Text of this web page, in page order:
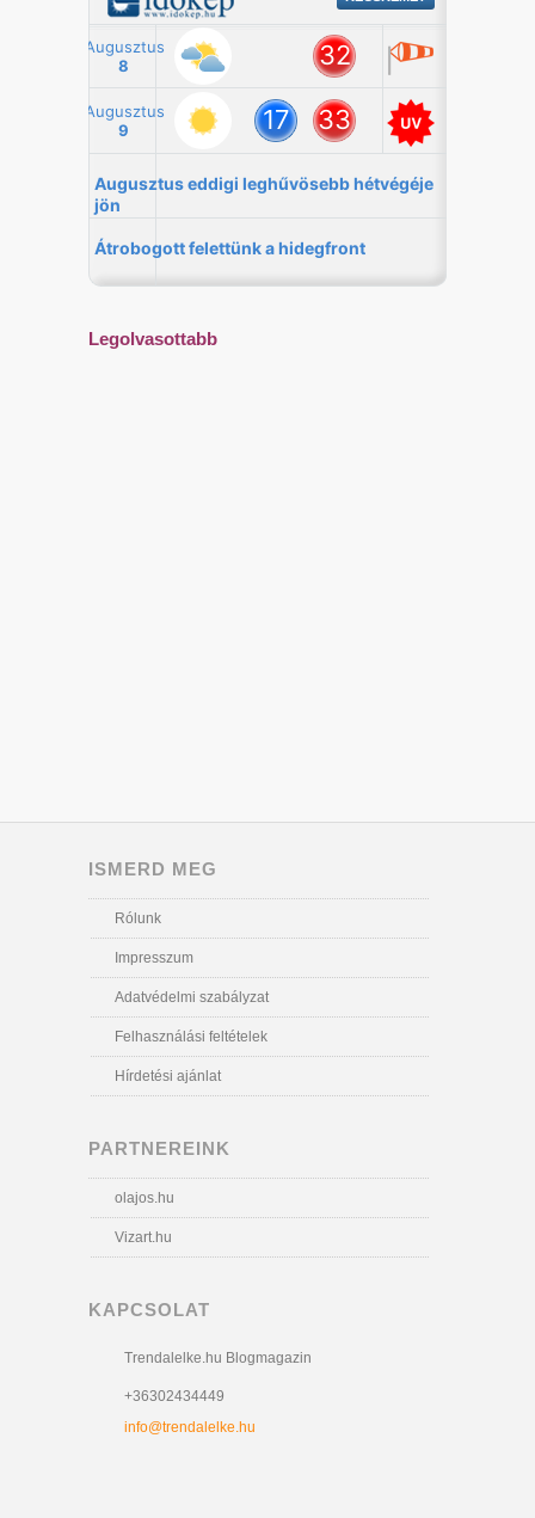
Legolvasottabb
ISMERD MEG
Rólunk
Impresszum
Adatvédelmi szabályzat
Felhasználási feltételek
Hírdetési ajánlat
PARTNEREINK
olajos.hu
Vizart.hu
KAPCSOLAT
Trendalelke.hu Blogmagazin
+36302434449
info@trendalelke.hu